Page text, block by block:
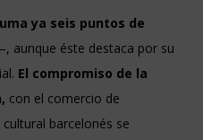
ya seis puntos de
aunque éste destaca por su
El compromiso de la
con el comercio de
barcelonés se